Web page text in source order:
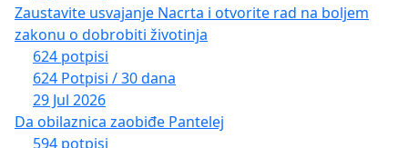
Zaustavite usvajanje Nacrta i otvorite rad na boljem
zakonu o dobrobiti životinja
624 potpisi
624 Potpisi / 30 dana
29 Jul 2026
Da obilaznica zaobiđe Pantelej
594 potpisi